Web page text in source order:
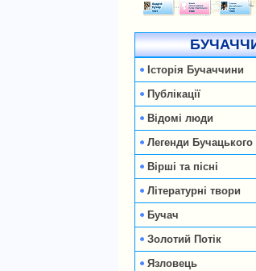
Історія Бучаччини
Публікації
Відомі люди
Легенди
Вірші та пісні
Літературні твори
Бучач
Золотий Потік
Язловець